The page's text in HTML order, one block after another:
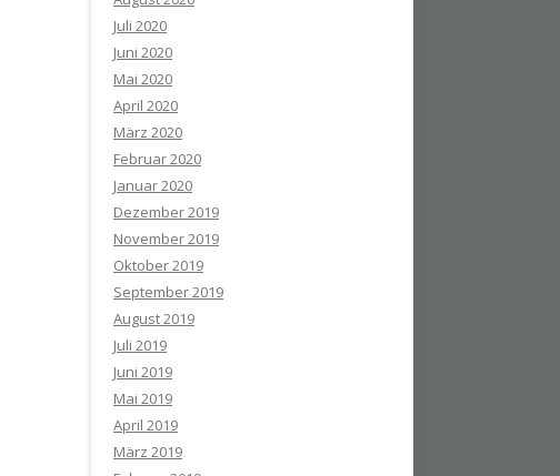
Juli 2020
Juni 2020
Mai 2020
April 2020
März 2020
Februar 2020
Januar 2020
Dezember 2019
November 2019
Oktober 2019
September 2019
August 2019
Juli 2019
Juni 2019
Mai 2019
April 2019
März 2019